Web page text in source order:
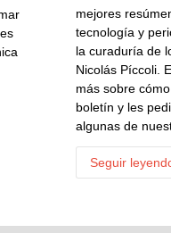
mejores
tecnología y
la curaduría de
Nicolás Píccoli.
más sobre
boletín y les
algunas de
Seguir